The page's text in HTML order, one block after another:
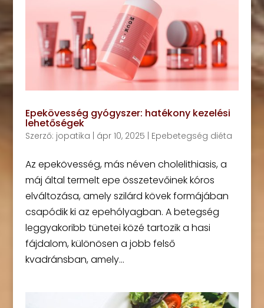
Epekövesség gyógyszer: hatékony kezelési
lehetőségek
Szerző: jopatika | ápr 10, 2025 | Epebetegség diéta
Az epekövesség, más néven cholelithiasis, a
máj által termelt epe összetevőinek kóros
elváltozása, amely szilárd kövek formájában
csapódik ki az epehólyagban. A betegség
leggyakoribb tünetei közé tartozik a hasi
fájdalom, különösen a jobb felső
kvadránsban, amely...